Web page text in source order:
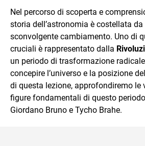
volume Giovani Minzoni terra
Nel percorso di scoperta e
storia dell’astronomia è costellata
sconvolgente cambiamento. Uno di
cruciali è rappresentato dalla
un periodo di trasformazione
concepire l’universo e la posizione
di questa lezione, approfondiremo le
figure fondamentali di questo
Giordano Bruno e Tycho Brahe.